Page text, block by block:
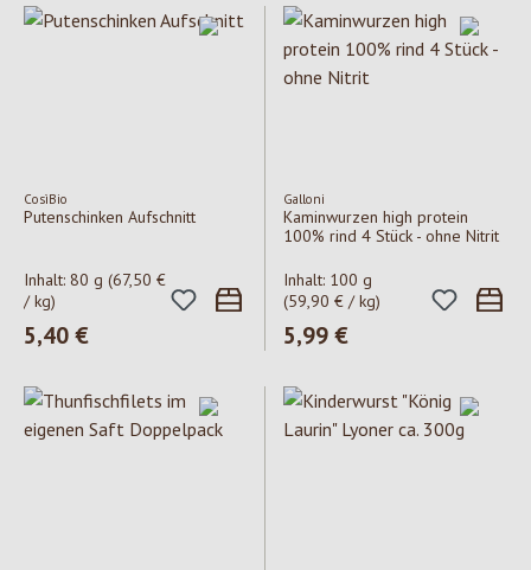
CosìBio
Putenschinken Aufschnitt
Inhalt: 80 g (67,50 €
/ kg)
Regulärer Preis:
5,40 €
Galloni
Kaminwurzen high protein
100% rind 4 Stück - ohne Nitrit
Inhalt: 100 g
(59,90 € / kg)
Regulärer Preis:
5,99 €